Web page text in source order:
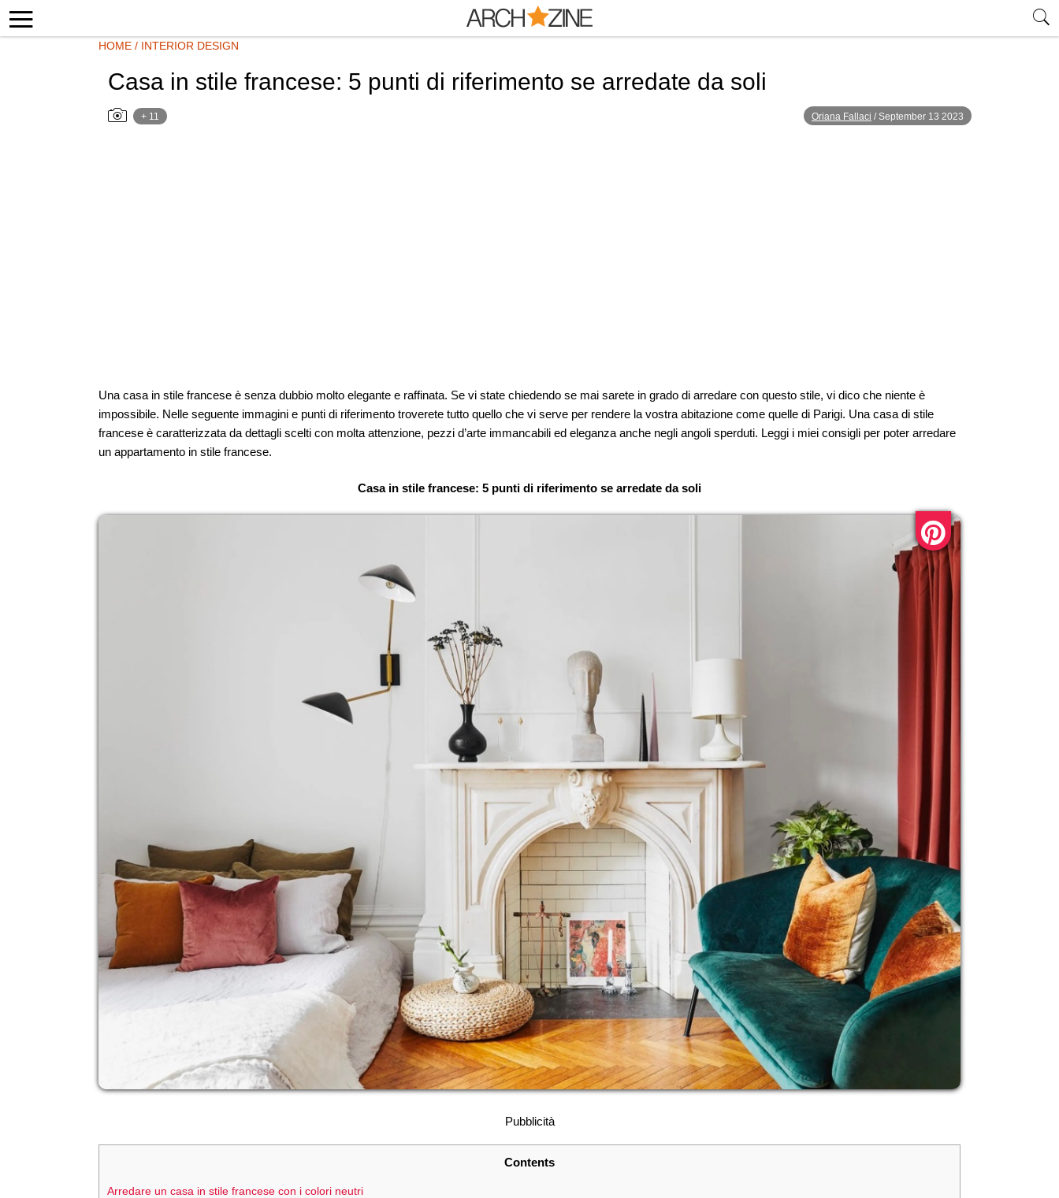
HOME / INTERIOR DESIGN
Casa in stile francese: 5 punti di riferimento se arredate da soli
+ 11 Oriana Fallaci /September 13 2023
Una casa in stile francese è senza dubbio molto elegante e raffinata. Se vi state chiedendo se mai sarete in grado di arredare con questo stile, vi dico che niente è
impossibile. Nelle seguente immagini e punti di riferimento troverete tutto quello che vi serve per rendere la vostra abitazione come quelle di Parigi. Una casa di stile
francese è caratterizzata da dettagli scelti con molta attenzione, pezzi d’arte immancabili ed eleganza anche negli angoli sperduti. Leggi i miei consigli per poter arredare
un appartamento in stile francese.
Casa in stile francese: 5 punti di riferimento se arredate da soli
Pubblicità
Contents
Arredare un casa in stile francese con i colori neutri